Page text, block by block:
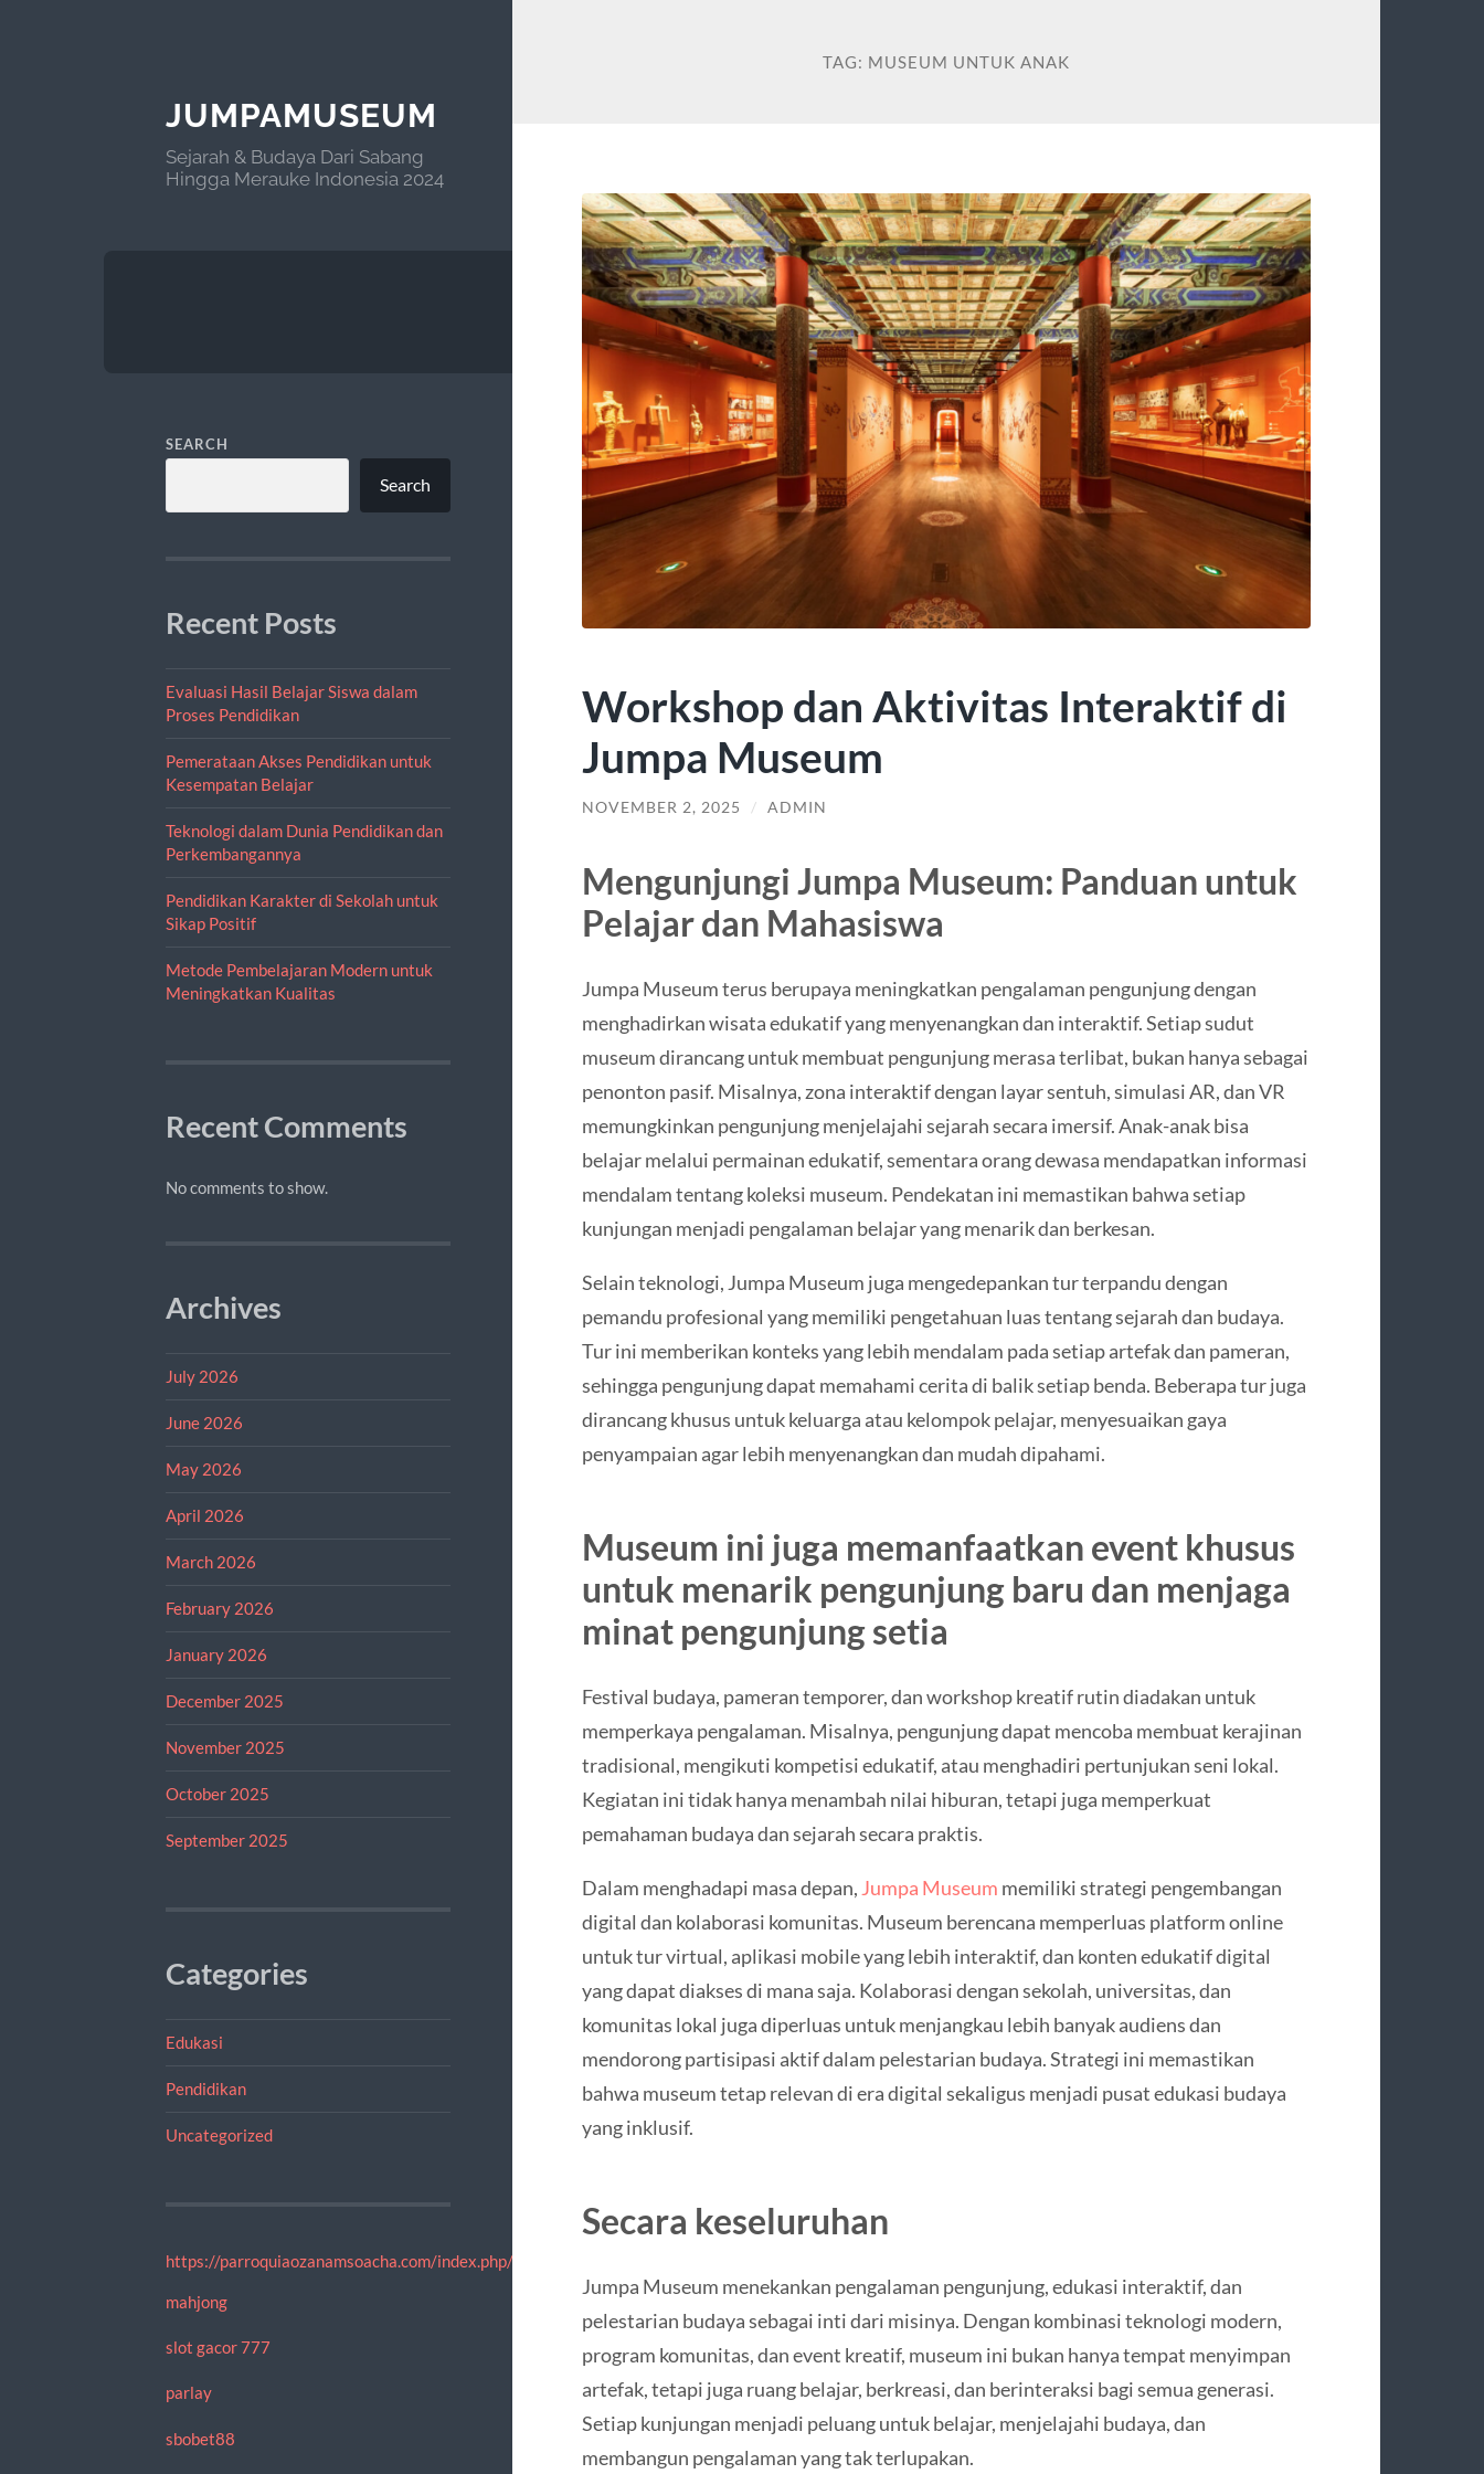
JUMPAMUSEUM
Sejarah & Budaya Dari Sabang
Hingga Merauke Indonesia 2024
SEARCH
Search
Recent Posts
Evaluasi Hasil Belajar Siswa dalam
Proses Pendidikan
Pemerataan Akses Pendidikan untuk
Kesempatan Belajar
Teknologi dalam Dunia Pendidikan dan
Perkembangannya
Pendidikan Karakter di Sekolah untuk
Sikap Positif
Metode Pembelajaran Modern untuk
Meningkatkan Kualitas
Recent Comments
No comments to show.
Archives
July 2026
June 2026
May 2026
April 2026
March 2026
February 2026
January 2026
December 2025
November 2025
October 2025
September 2025
Categories
Edukasi
Pendidikan
Uncategorized
https://parroquiaozanamsoacha.com/index.php/nosotros/informacion.html
mahjong
slot gacor 777
parlay
sbobet88
TAG: MUSEUM UNTUK ANAK
Workshop dan Aktivitas Interaktif di
Jumpa Museum
NOVEMBER 2, 2025 / ADMIN
Mengunjungi Jumpa Museum: Panduan untuk
Pelajar dan Mahasiswa
Jumpa Museum terus berupaya meningkatkan pengalaman pengunjung dengan
menghadirkan wisata edukatif yang menyenangkan dan interaktif. Setiap sudut
museum dirancang untuk membuat pengunjung merasa terlibat, bukan hanya sebagai
penonton pasif. Misalnya, zona interaktif dengan layar sentuh, simulasi AR, dan VR
memungkinkan pengunjung menjelajahi sejarah secara imersif. Anak-anak bisa
belajar melalui permainan edukatif, sementara orang dewasa mendapatkan informasi
mendalam tentang koleksi museum. Pendekatan ini memastikan bahwa setiap
kunjungan menjadi pengalaman belajar yang menarik dan berkesan.
Selain teknologi, Jumpa Museum juga mengedepankan tur terpandu dengan
pemandu profesional yang memiliki pengetahuan luas tentang sejarah dan budaya.
Tur ini memberikan konteks yang lebih mendalam pada setiap artefak dan pameran,
sehingga pengunjung dapat memahami cerita di balik setiap benda. Beberapa tur juga
dirancang khusus untuk keluarga atau kelompok pelajar, menyesuaikan gaya
penyampaian agar lebih menyenangkan dan mudah dipahami.
Museum ini juga memanfaatkan event khusus
untuk menarik pengunjung baru dan menjaga
minat pengunjung setia
Festival budaya, pameran temporer, dan workshop kreatif rutin diadakan untuk
memperkaya pengalaman. Misalnya, pengunjung dapat mencoba membuat kerajinan
tradisional, mengikuti kompetisi edukatif, atau menghadiri pertunjukan seni lokal.
Kegiatan ini tidak hanya menambah nilai hiburan, tetapi juga memperkuat
pemahaman budaya dan sejarah secara praktis.
Dalam menghadapi masa depan, Jumpa Museum memiliki strategi pengembangan
digital dan kolaborasi komunitas. Museum berencana memperluas platform online
untuk tur virtual, aplikasi mobile yang lebih interaktif, dan konten edukatif digital
yang dapat diakses di mana saja. Kolaborasi dengan sekolah, universitas, dan
komunitas lokal juga diperluas untuk menjangkau lebih banyak audiens dan
mendorong partisipasi aktif dalam pelestarian budaya. Strategi ini memastikan
bahwa museum tetap relevan di era digital sekaligus menjadi pusat edukasi budaya
yang inklusif.
Secara keseluruhan
Jumpa Museum menekankan pengalaman pengunjung, edukasi interaktif, dan
pelestarian budaya sebagai inti dari misinya. Dengan kombinasi teknologi modern,
program komunitas, dan event kreatif, museum ini bukan hanya tempat menyimpan
artefak, tetapi juga ruang belajar, berkreasi, dan berinteraksi bagi semua generasi.
Setiap kunjungan menjadi peluang untuk belajar, menjelajahi budaya, dan
membangun pengalaman yang tak terlupakan.